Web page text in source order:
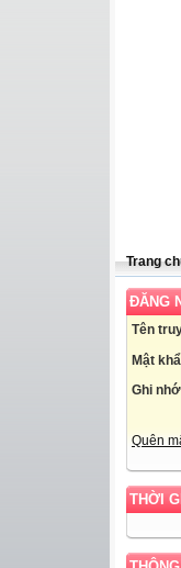
Trang
ĐĂNG
Tên
Mật
Ghi nhớ
Quên
THỜI